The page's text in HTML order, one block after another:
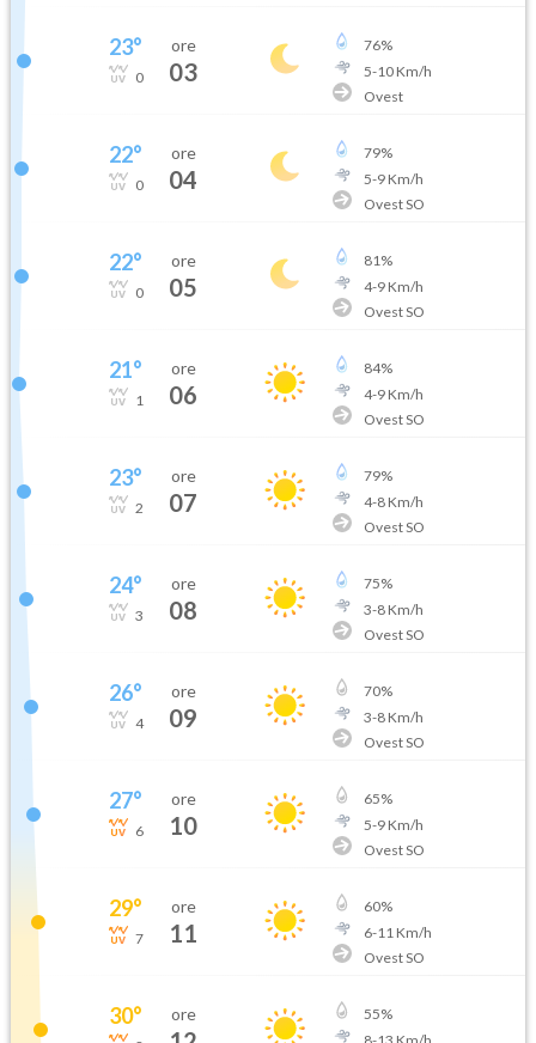
23°
0
ore
03
76%
5-10Km/h
Ovest
22°
0
ore
04
79%
5-9Km/h
Ovest SO
22°
0
ore
05
81%
4-9Km/h
Ovest SO
21°
1
ore
06
84%
4-9Km/h
Ovest SO
23°
2
ore
07
79%
4-8Km/h
Ovest SO
24°
3
ore
08
75%
3-8Km/h
Ovest SO
26°
4
ore
09
70%
3-8Km/h
Ovest SO
27°
6
ore
10
65%
5-9Km/h
Ovest SO
29°
7
ore
11
60%
6-11 Km/h
Ovest SO
30° ore 55%